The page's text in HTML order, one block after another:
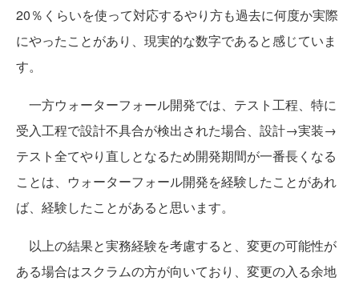
20％くらいを使って対応するやり方も過去に何度か実際
にやったことがあり、現実的な数字であると感じていま
す。
一方ウォーターフォール開発では、テスト工程、特に
受入工程で設計不具合が検出された場合、設計→実装→
テスト全てやり直しとなるため開発期間が一番長くなる
ことは、ウォーターフォール開発を経験したことがあれ
ば、経験したことがあると思います。
以上の結果と実務経験を考慮すると、変更の可能性が
ある場合はスクラムの方が向いており、変更の入る余地